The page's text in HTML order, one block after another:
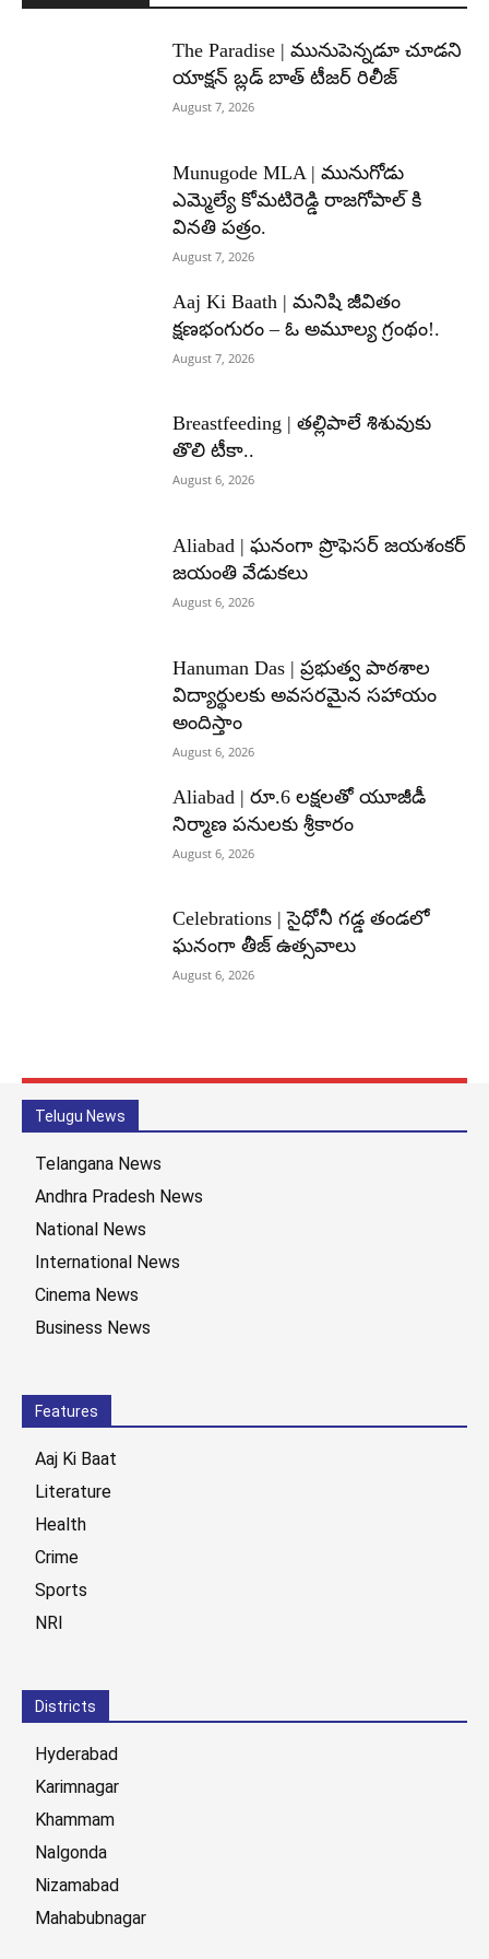
The Paradise | మునుపెన్నడూ చూడని
యాక్షన్ బ్లడ్ బాత్ టీజర్ రిలీజ్
August 7, 2026
Munugode MLA | మునుగోడు
ఎమ్మెల్యే కోమటిరెడ్డి రాజగోపాల్ కి
వినతి పత్రం.
August 7, 2026
Aaj Ki Baath | మనిషి జీవితం
క్షణభంగురం – ఓ అమూల్య గ్రంథం!.
August 7, 2026
Breastfeeding | తల్లిపాలే శిశువుకు
తొలి టీకా..
August 6, 2026
Aliabad | ఘనంగా ప్రొఫెసర్ జయశంకర్
జయంతి వేడుకలు
August 6, 2026
Hanuman Das | ప్రభుత్వ పాఠశాల
విద్యార్థులకు అవసరమైన సహాయం
అందిస్తాం
August 6, 2026
Aliabad | రూ.6 లక్షలతో యూజీడీ
నిర్మాణ పనులకు శ్రీకారం
August 6, 2026
Celebrations | సైధోనీ గడ్డ తండలో
ఘనంగా తీజ్ ఉత్సవాలు
August 6, 2026
Telugu News
Telangana News
Andhra Pradesh News
National News
International News
Cinema News
Business News
Features
Aaj Ki Baat
Literature
Health
Crime
Sports
NRI
Districts
Hyderabad
Karimnagar
Khammam
Nalgonda
Nizamabad
Mahabubnagar